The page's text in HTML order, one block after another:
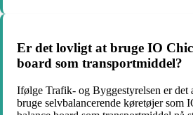
Er det lovligt at bruge IO
board som transportmiddel?
Ifølge Trafik- og Byggestyrelsen er det
bruge selvbalancerende køretøjer som